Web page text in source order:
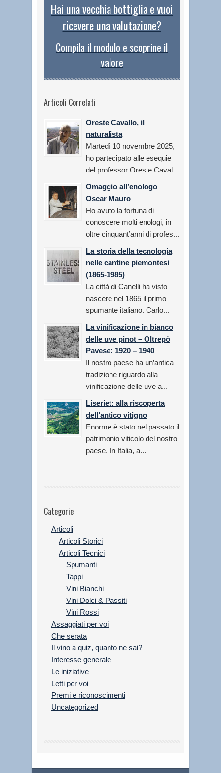
Hai una vecchia bottiglia e vuoi
ricevere una valutazione?
Compila il modulo e scoprine il
valore
Articoli Correlati
Oreste Cavallo, il
naturalista
Martedì 10 novembre 2025,
ho partecipato alle esequie
del professor Oreste Caval...
Omaggio all’enologo
Oscar Mauro
Ho avuto la fortuna di
conoscere molti enologi, in
oltre cinquant’anni di profes...
La storia della tecnologia
nelle cantine piemontesi
(1865-1985)
La città di Canelli ha visto
nascere nel 1865 il primo
spumante italiano. Carlo...
La vinificazione in bianco
delle uve pinot – Oltrepò
Pavese: 1920 – 1940
Il nostro paese ha un’antica
tradizione riguardo alla
vinificazione delle uve a...
Liseriet: alla riscoperta
dell’antico vitigno
Enorme è stato nel passato il
patrimonio viticolo del nostro
paese. In Italia, a...
Categorie
Articoli
Articoli Storici
Articoli Tecnici
Spumanti
Tappi
Vini Bianchi
Vini Dolci & Passiti
Vini Rossi
Assaggiati per voi
Che serata
Il vino a quiz, quanto ne sai?
Interesse generale
Le iniziative
Letti per voi
Premi e riconoscimenti
Uncategorized